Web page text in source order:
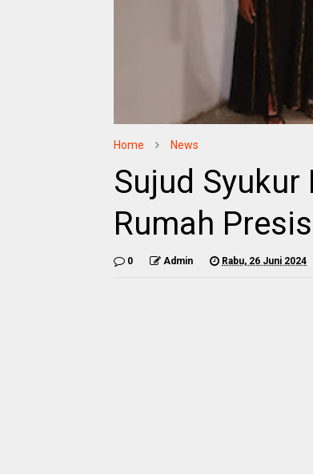
Home News
Sujud Syukur
Rumah
0 Admin Rabu, 26 Juni 2024